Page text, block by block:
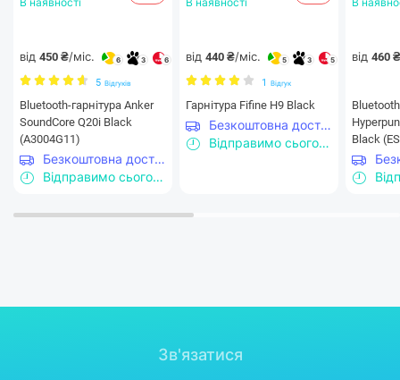
від 450 ₴/міс. 6 3 6
5 Відгуків
Bluetooth-гарнітура Anker
SoundCore Q20i Black
(A3004G11)
Безкоштовна доставка
Відправимо сьогодні
від 440 ₴/міс. 5 3 5
1 Відгук
Гарнітура Fifine H9 Black
Безкоштовна доставка
Відправимо сьогодні
від 460 ₴
Black
Зв'язатися